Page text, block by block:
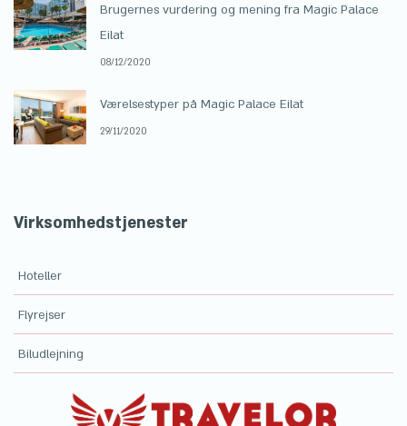
Brugernes vurdering og mening fra Magic Palace
Eilat
08/12/2020
Værelsestyper på Magic Palace Eilat
29/11/2020
Virksomhedstjenester
Hoteller
Flyrejser
Biludlejning